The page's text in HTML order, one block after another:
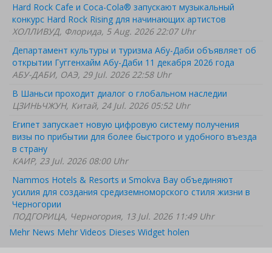
Hard Rock Cafe и Coca-Cola® запускают музыкальный
конкурс Hard Rock Rising для начинающих артистов
ХОЛЛИВУД, Флорида, 5 Aug. 2026 22:07 Uhr
Департамент культуры и туризма Абу-Даби объявляет об
открытии Гуггенхайм Абу-Даби 11 декабря 2026 года
АБУ-ДАБИ, ОАЭ, 29 Jul. 2026 22:58 Uhr
В Шаньси проходит диалог о глобальном наследии
ЦЗИНЬЧЖУН, Китай, 24 Jul. 2026 05:52 Uhr
Египет запускает новую цифровую систему получения
визы по прибытии для более быстрого и удобного въезда
в страну
КАИР, 23 Jul. 2026 08:00 Uhr
Nammos Hotels & Resorts и Smokva Bay объединяют
усилия для создания средиземноморского стиля жизни в
Черногории
ПОДГОРИЦА, Черногория, 13 Jul. 2026 11:49 Uhr
Mehr News Mehr Videos Dieses Widget holen